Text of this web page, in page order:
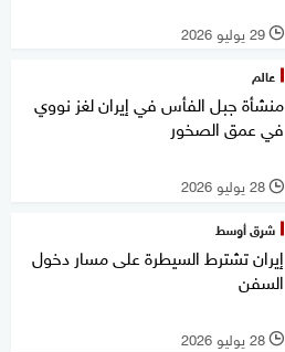
l 29 يوليو 2026
عالم
منشأة جبل الفأس في إيران لغز نووي
في عمق الصخور
l 28 يوليو 2026
شرق أوسط
إيران تشترط السيطرة على مسار دخول
السفن
l 28 يوليو 2026